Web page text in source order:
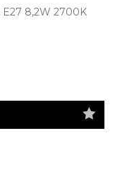
E27 8,2W 2700K